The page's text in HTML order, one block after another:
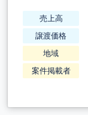
売上高
譲渡価格
地域
案件掲載者